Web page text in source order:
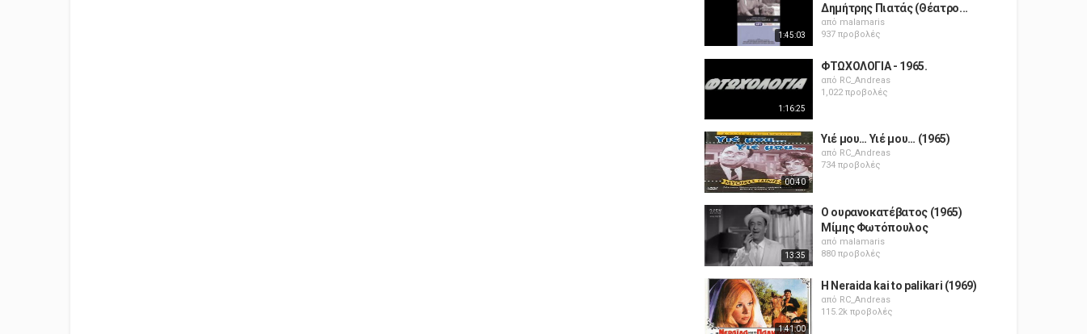
1:45:03
Δημήτρης Πιατάς (Θέατρο...
από malamaris
937 προβολές
1:16:25
ΦΤΩΧΟΛΟΓΙΑ - 1965.
από RC_Andreas
1,022 προβολές
00:40
Υιέ μου… Υιέ μου… (1965)
από RC_Andreas
734 προβολές
13:35
Ο ουρανοκατέβατος (1965)
Μίμης Φωτόπουλος
από malamaris
880 προβολές
1:41:00
H Neraida kai to palikari (1969)
από RC_Andreas
115.2k προβολές